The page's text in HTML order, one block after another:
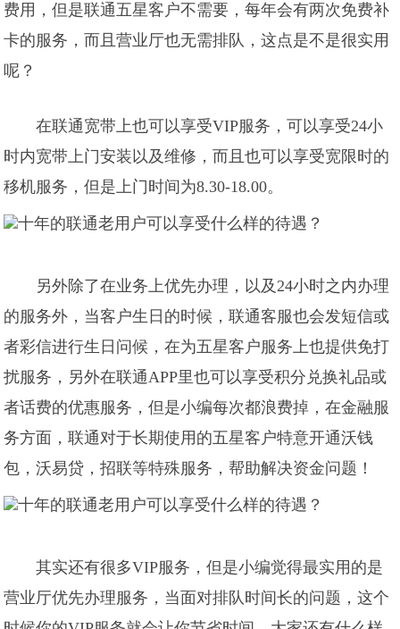
费用，但是联通五星客户不需要，每年会有两次免费补
卡的服务，而且营业厅也无需排队，这点是不是很实用
呢？
在联通宽带上也可以享受VIP服务，可以享受24小
时内宽带上门安装以及维修，而且也可以享受宽限时的
移机服务，但是上门时间为8.30-18.00。
另外除了在业务上优先办理，以及24小时之内办理
的服务外，当客户生日的时候，联通客服也会发短信或
者彩信进行生日问候，在为五星客户服务上也提供免打
扰服务，另外在联通APP里也可以享受积分兑换礼品或
者话费的优惠服务，但是小编每次都浪费掉，在金融服
务方面，联通对于长期使用的五星客户特意开通沃钱
包，沃易贷，招联等特殊服务，帮助解决资金问题！
其实还有很多VIP服务，但是小编觉得最实用的是
营业厅优先办理服务，当面对排队时间长的问题，这个